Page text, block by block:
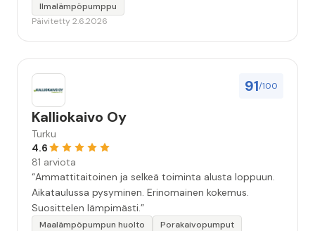
Ilmalämpöpumppu
Päivitetty 2.6.2026
91/100
Kalliokaivo Oy
Turku
4.6
81 arviota
“Ammattitaitoinen ja selkeä toiminta alusta loppuun.
Aikataulussa pysyminen. Erinomainen kokemus.
Suosittelen lämpimästi.”
Maalämpöpumpun huolto
Porakaivopumput